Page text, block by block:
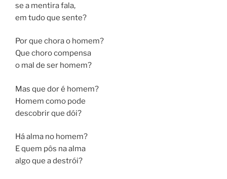
se a mentira fala,
em tudo que sente?
Por que chora o homem?
Que choro compensa
o mal de ser homem?
Mas que dor é homem?
Homem como pode
descobrir que dói?
Há alma no homem?
E quem pôs na alma
algo que a destrói?